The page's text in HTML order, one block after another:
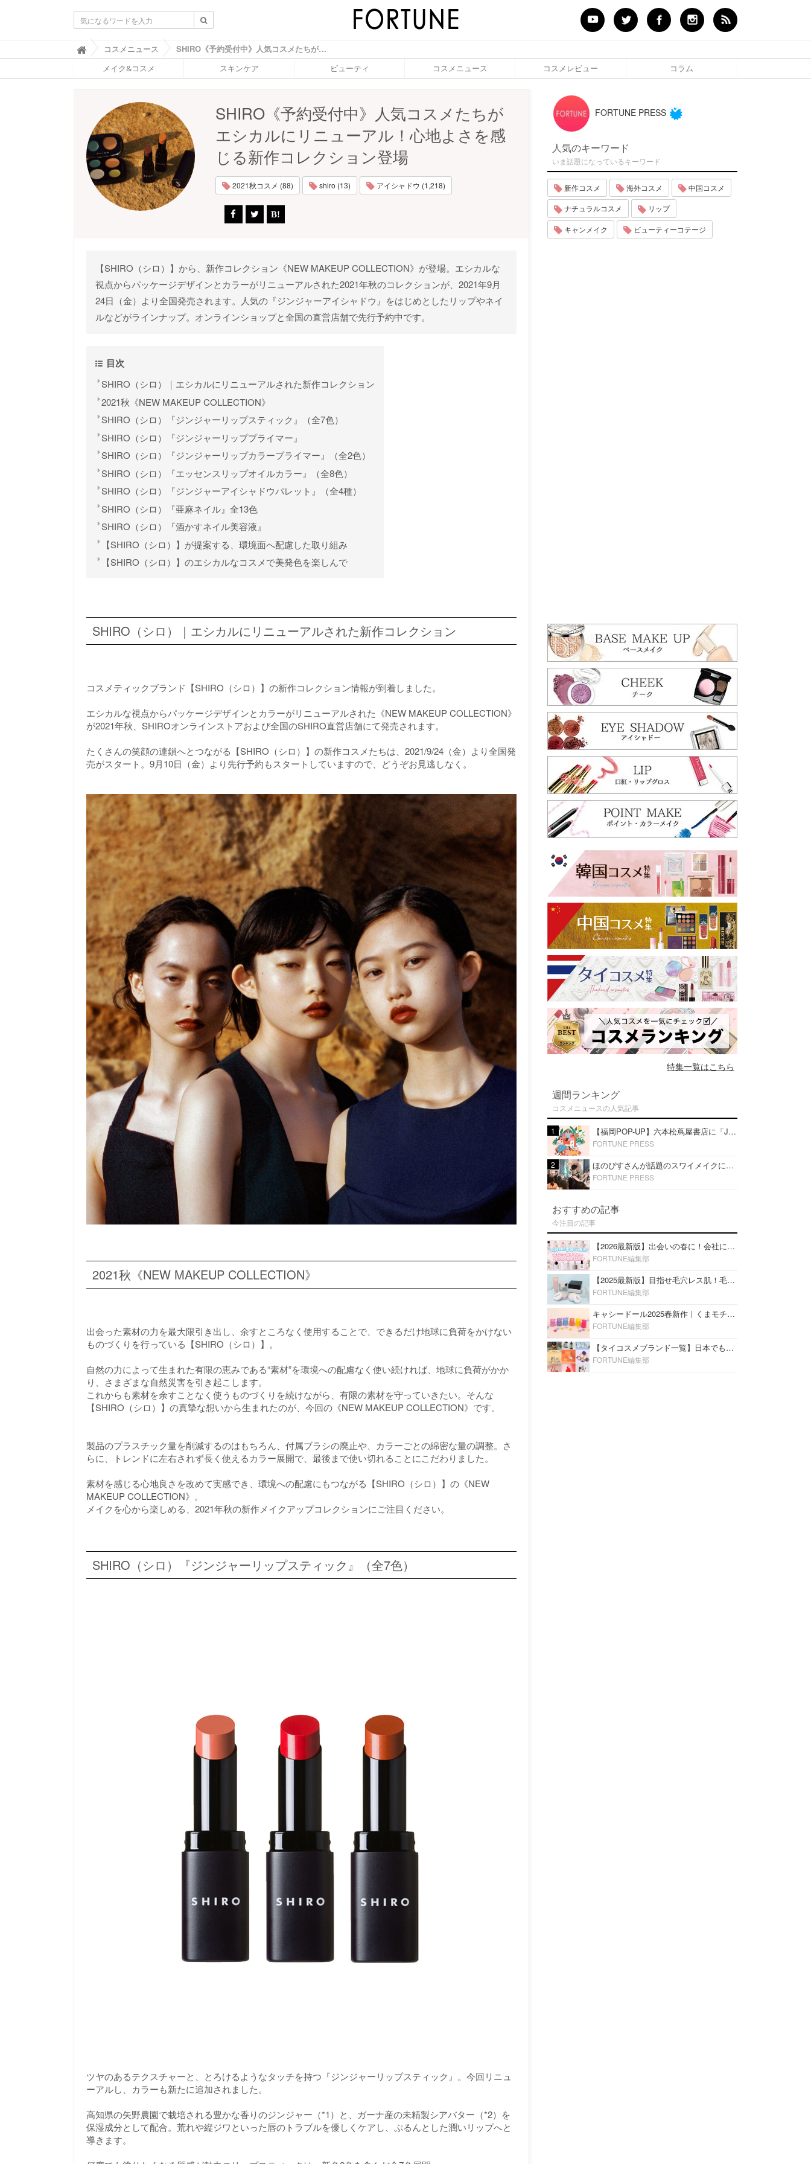
ふ
ぉ
ち
O
R
T
U
N
コスメニュース SHIRO《予約受付中》人気コスメたちがエシカルにリニューアル！心地よさを感じる新作コレクション登場 - ふぉーちゅん(FORTUNE)
メイク&コスメ スキンケア ビューティ コスメニュース コスメレビュー コラム
SHIRO《予約受付中》人気コスメたちが
エシカルにリニューアル！心地よさを感
じる新作コレクション登場
2021秋コスメ (88) shiro (13) アイシャドウ (1,218)
【SHIRO（シロ）】から、新作コレクション《NEW MAKEUP COLLECTION》が登場。エシカルな
視点からパッケージデザインとカラーがリニューアルされた2021年秋のコレクションが、2021年9月
24日（金）より全国発売されます。人気の『ジンジャーアイシャドウ』をはじめとしたリップやネイ
ルなどがラインナップ。オンラインショップと全国の直営店舗で先行予約中です。
目次
SHIRO（シロ）｜エシカルにリニューアルされた新作コレクション
2021秋《NEW MAKEUP COLLECTION》
SHIRO（シロ）『ジンジャーリップスティック』（全7色）
SHIRO（シロ）『ジンジャーリッププライマー』
SHIRO（シロ）『ジンジャーリップカラープライマー』（全2色）
SHIRO（シロ）『エッセンスリップオイルカラー』（全8色）
SHIRO（シロ）『ジンジャーアイシャドウパレット』（全4種）
SHIRO（シロ）『亜麻ネイル』全13色
SHIRO（シロ）『酒かすネイル美容液』
【SHIRO（シロ）】が提案する、環境面へ配慮した取り組み
【SHIRO（シロ）】のエシカルなコスメで美発色を楽しんで
SHIRO（シロ）｜エシカルにリニューアルされた新作コレクション
コスメティックブランド【SHIRO（シロ）】の新作コレクション情報が到着しました。
エシカルな視点からパッケージデザインとカラーがリニューアルされた《NEW MAKEUP COLLECTION》
が2021年秋、SHIROオンラインストアおよび全国のSHIRO直営店舗にて発売されます。
たくさんの笑顔の連鎖へとつながる【SHIRO（シロ）】の新作コスメたちは、2021/9/24（金）より全国発
売がスタート。9月10日（金）より先行予約もスタートしていますので、どうぞお見逃しなく。
2021秋《NEW MAKEUP COLLECTION》
出会った素材の力を最大限引き出し、余すところなく使用することで、できるだけ地球に負荷をかけない
ものづくりを行っている【SHIRO（シロ）】。
自然の力によって生まれた有限の恵みである“素材”を環境への配慮なく使い続ければ、地球に負荷がかか
り、さまざまな自然災害を引き起こします。
これからも素材を余すことなく使うものづくりを続けながら、有限の素材を守っていきたい。そんな
【SHIRO（シロ）】の真摯な想いから生まれたのが、今回の《NEW MAKEUP COLLECTION》です。
製品のプラスチック量を削減するのはもちろん、付属ブラシの廃止や、カラーごとの綿密な量の調整。さ
らに、トレンドに左右されず長く使えるカラー展開で、最後まで使い切れることにこだわりました。
素材を感じる心地良さを改めて実感でき、環境への配慮にもつながる【SHIRO（シロ）】の《NEW
MAKEUP COLLECTION》。
メイクを心から楽しめる、2021年秋の新作メイクアップコレクションにご注目ください。
SHIRO（シロ）『ジンジャーリップスティック』（全7色）
ツヤのあるテクスチャーと、とろけるようなタッチを持つ『ジンジャーリップスティック』。今回リニュ
ーアルし、カラーも新たに追加されました。
高知県の矢野農園で栽培される豊かな香りのジンジャー（*1）と、ガーナ産の未精製シアバター（*2）を
保湿成分として配合。荒れや縦ジワといった唇のトラブルを優しくケアし、ぷるんとした潤いリップへと
導きます。
FORTUNE PRESS
人気のキーワード
いま話題になっているキーワード
新作コスメ 海外コスメ 中国コスメ
ナチュラルコスメ リップ
キャンメイク ビューティーコテージ
特集一覧はこちら
週間ランキング
コスメニュースの人気記事
1 【福岡POP-UP】六本松蔦屋書店に「JFラボコスメ」出店！ほのぴす出演スワイメイクショーを開催！
FORTUNE PRESS
2 ほのぴすさんが話題のスワイメイクに挑戦！タイコスメを使ったメイクショーを福岡・六本松 蔦屋書店で開催
FORTUNE PRESS
おすすめの記事
今注目の記事
【2026最新版】出会いの春に！会社にもおすすめの好印象な香水14選♡ビジネスの場での香水マナーも
FORTUNE編集部
【2025最新版】目指せ毛穴レス肌！毛穴を埋めて隠す「おすすめ部分用下地＆プライマー」ランキング♡
FORTUNE編集部
キャシードール2025春新作｜くまモチーフのミニリップ「シャイニーベア リップモイスト」をレビュー♡
FORTUNE編集部
【タイコスメブランド一覧】日本でも人気沸騰中の“タイコスメ”ブランド20選！
FORTUNE編集部